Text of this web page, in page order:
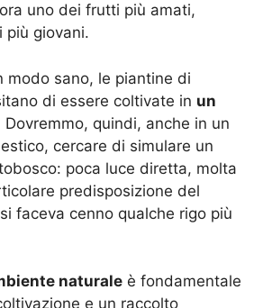
uno dei frutti più amati,
più giovani.
modo sano, le piantine di
di essere coltivate in un
Dovremmo, quindi, anche in un
cercare di simulare un
poca luce diretta, molta
predisposizione del
faceva cenno qualche rigo più
naturale è fondamentale
e un raccolto